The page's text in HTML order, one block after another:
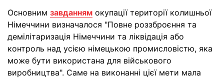
Основним завданням окупації території колишньої
Німеччини визначалося "Повне роззброєння та
демілітаризація Німеччини та ліквідація або
контроль над усією німецькою промисловістю, яка
може бути використана для військового
виробництва". Саме на виконанні цієї мети мала